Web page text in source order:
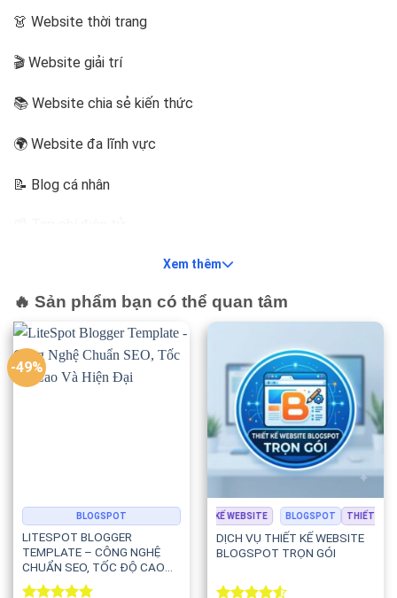
👗 Website thời trang
🎬 Website giải trí
📚 Website chia sẻ kiến thức
🌍 Website đa lĩnh vực
📝 Blog cá nhân
Giao diện hiện đại giúp website tạo ấn tượng chuyên nghiệp
và giữ chân người đọc lâu hơn.
⚡ Chuẩn SEO giúp tăng thứ hạng
Parhlo được xây dựng theo các tiêu chuẩn SEO hiện đại
giúp website dễ dàng đạt thứ hạng cao trên Google.
Template hỗ trợ:
✅ HTML5 chuẩn SEO
✅ Schema Ready
Xem thêm
🔥 Sản phẩm bạn có thể quan tâm
-49%
BLOGSPOT
LITESPOT BLOGGER
TEMPLATE – CÔNG NGHỆ
CHUẨN SEO, TỐC ĐỘ CAO
VÀ HIỆN ĐẠI
BLOGSPOT THIẾT KẾ WEBSITE BLOGSPOT THIẾT KẾ
DỊCH VỤ THIẾT KẾ WEBSITE
BLOGSPOT TRỌN GÓI